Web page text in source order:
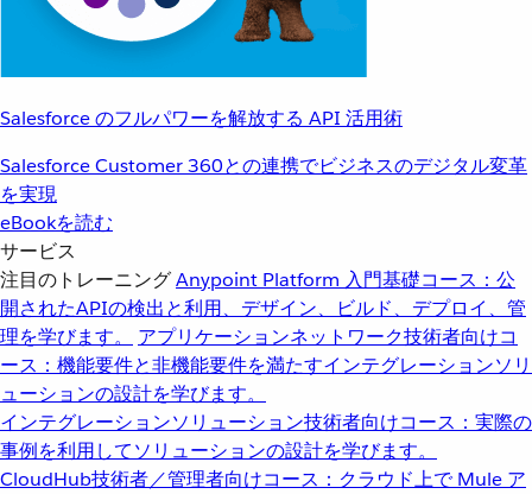
Salesforce のフルパワーを解放する API 活用術
Salesforce Customer 360との連携でビジネスのデジタル変革
を実現
eBookを読む
サービス
注目のトレーニングAnypoint Platform 入門基礎コース：公
開されたAPIの検出と利用、デザイン、ビルド、デプロイ、管
理を学びます。
アプリケーションネットワーク技術者向けコ
ース：機能要件と非機能要件を満たすインテグレーションソリ
ューションの設計を学びます。
インテグレーションソリューション技術者向けコース：実際の
事例を利用してソリューションの設計を学びます。
CloudHub技術者／管理者向けコース：クラウド上で Mule ア